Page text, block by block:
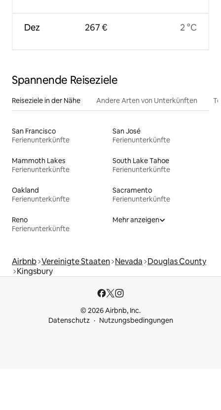
Dez 267 € 2 °C
Spannende Reiseziele
Reiseziele in der Nähe Andere Arten von Unterkünften
San Francisco
Ferienunterkünfte
San José
Ferienunterkünfte
Mammoth Lakes
Ferienunterkünfte
South Lake Tahoe
Ferienunterkünfte
Oakland
Ferienunterkünfte
Sacramento
Ferienunterkünfte
Reno
Ferienunterkünfte
Mehr anzeigen
Airbnb Vereinigte Staaten Nevada Douglas County
Kingsbury
© 2026 Airbnb, Inc.
Datenschutz
Nutzungsbedingungen